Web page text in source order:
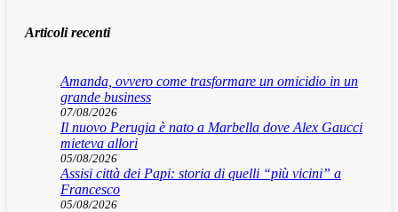
Articoli recenti
Amanda, ovvero come trasformare un omicidio in un
grande business
07/08/2026
Il nuovo Perugia è nato a Marbella dove Alex Gaucci
mieteva allori
05/08/2026
Assisi città dei Papi: storia di quelli “più vicini” a
Francesco
05/08/2026